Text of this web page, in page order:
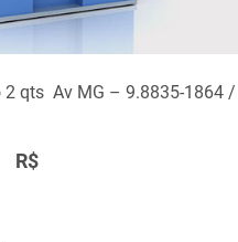
2 qts Av MG – 9.8835-1864 /
R$